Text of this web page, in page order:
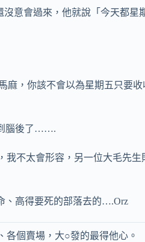
意會過來，他就說「今天都星
，你該不會以為星期五只要
腦後了…….
不太會形容，另一位大毛先
、高得要死的部落去的….Orz
個賣場，大○發的最得他心。